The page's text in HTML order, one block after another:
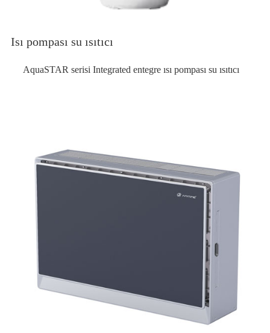
Isı pompası su ısıtıcı
AquaSTAR serisi Integrated entegre ısı pompası su ısıtıcı